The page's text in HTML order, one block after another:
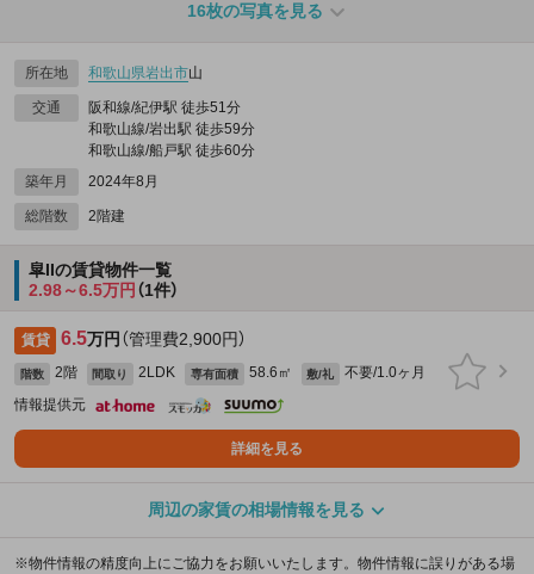
16枚の写真を見る
所在地 和歌山県岩出市山
交通
阪和線/紀伊駅 徒歩51分
和歌山線/岩出駅 徒歩59分
和歌山線/船戸駅 徒歩60分
築年月
2024年8月
総階数 2階建
皐IIの賃貸物件一覧
2.98～6.5万円 （1件）
賃貸 6.5万円 （管理費2,900円）
階数 2階 間取り 2LDK 専有面積 58.6㎡ 敷/礼
不要/1.0ヶ月
情報提供元
詳細を見る
周辺の家賃の相場情報を見る
※物件情報の精度向上にご協力をお願いいたします。物件情報に誤りがある場